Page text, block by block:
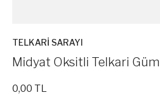
TELKARİ SARAYI
Midyat Oksitli Telkari
0,00 TL